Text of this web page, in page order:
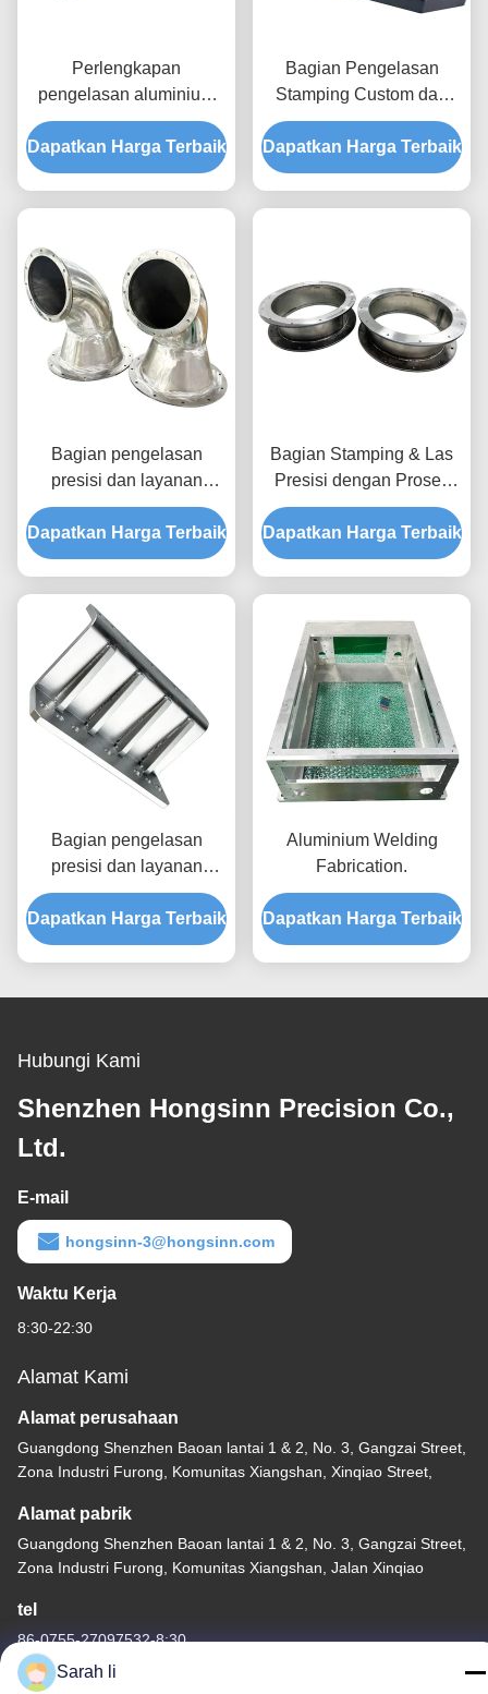
Perlengkapan
pengelasan aluminium
khusus dan jasa
pembuatan pengelasan
baja tahan karat
Dapatkan Harga Terbaik
Bagian Pengelasan
Stamping Custom dan
OEM Bagian Pengelasan
Aluminium Produsen
Dapatkan Harga Terbaik
Bagian pengelasan
presisi dan layanan
pembuatan khusus
dengan proses
pengelasan yang
Dapatkan Harga Terbaik
Bagian Stamping & Las
Presisi dengan Proses
Las Berbilang Untuk
Fabrikasi Aluminium
Berskala Kecil
Dapatkan Harga Terbaik
Bagian pengelasan
presisi dan layanan
pembuatan khusus
dengan proses
pengelasan yang
Dapatkan Harga Terbaik
Aluminium Welding
Fabrication.
Dapatkan Harga Terbaik
Hubungi Kami
Shenzhen Hongsinn Precision Co.,
Ltd.
E-mail
hongsinn-3@hongsinn.com
Waktu Kerja
8:30-22:30
Alamat Kami
Alamat perusahaan
Guangdong Shenzhen Baoan lantai 1 & 2, No. 3, Gangzai Street,
Zona Industri Furong, Komunitas Xiangshan, Xinqiao Street,
Alamat pabrik
Guangdong Shenzhen Baoan lantai 1 & 2, No. 3, Gangzai Street,
Zona Industri Furong, Komunitas Xiangshan, Jalan Xinqiao
tel
86-0755-27097532-8:30
Sarah li